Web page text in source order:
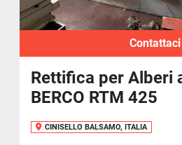
Contattaci
Rettifica per Alberi
BERCO RTM 425
CINISELLO BALSAMO, ITALIA